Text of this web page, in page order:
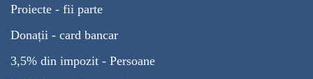
Proiecte - fii parte
Donații - card bancar
3,5% din impozit - Persoane